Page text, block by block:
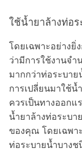
ใช้น้ำยาล้างท่อ
โดยเฉพาะอย่าง
ว่ามีการใช้งานจ
มากกว่าท่อระบาย
การเปลี่ยนมาใช้น้
ควรเป็นทางออกแ
น้ำยาล้างท่อระบ
ของคุณ โดยเฉพา
ท่อระบายน้ำบาง